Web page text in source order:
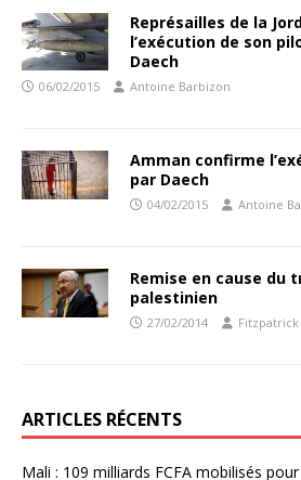
Représailles de la
l’exécution de son
Daech
06/02/2015 Antoine Barbizon
Amman confirme
par Daech
04/02/2015 Antoine
Remise en cause du
palestinien
27/02/2014
ARTICLES RÉCENTS
Mali : 109 milliards FCFA mobilisés